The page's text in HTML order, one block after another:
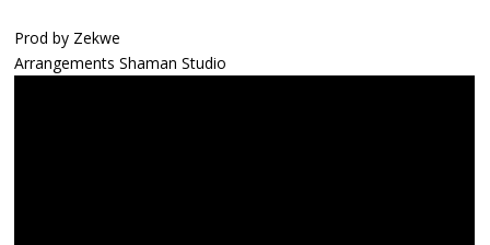
Prod by Zekwe
Arrangements Shaman Studio